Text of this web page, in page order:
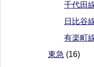
千代田
日比谷
有楽町
東急 (16)